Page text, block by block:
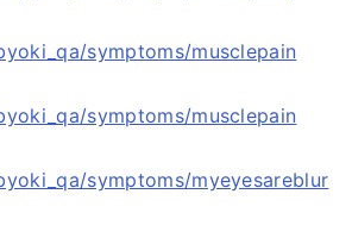
symptoms/musclepain
symptoms/musclepain
symptoms/myeyesareblur